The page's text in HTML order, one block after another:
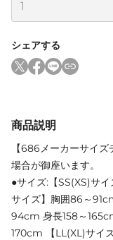
シェアする
商品説明
【686メーカーサイ
場合が御座います。
●サイズ:【SS(XS)サ
サイズ】胸囲86～
94cm 身長158～
170cm 【LL(XL)サイ